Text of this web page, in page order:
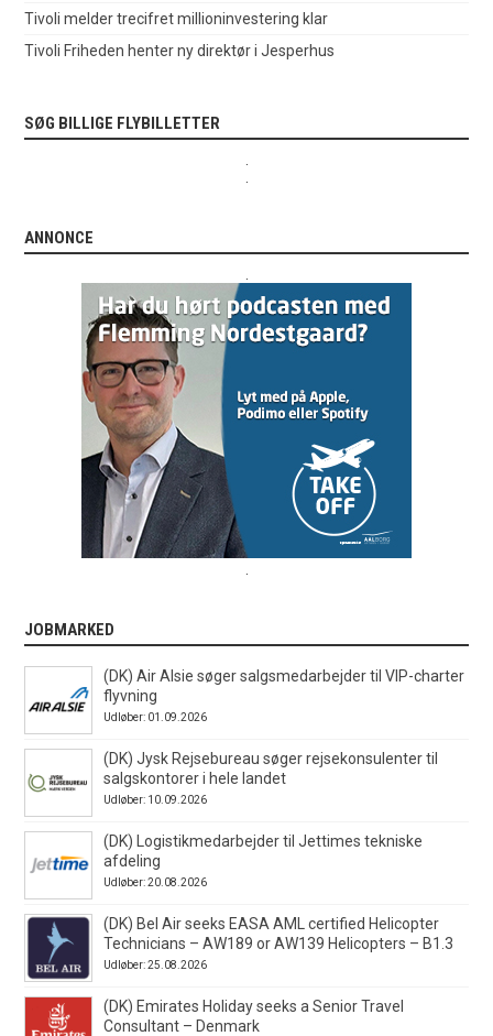
Tivoli melder trecifret millioninvestering klar
Tivoli Friheden henter ny direktør i Jesperhus
SØG BILLIGE FLYBILLETTER
ANNONCE
JOBMARKED
(DK) Air Alsie søger salgsmedarbejder til VIP-charter
flyvning
Udløber: 01.09.2026
(DK) Jysk Rejsebureau søger rejsekonsulenter til
salgskontorer i hele landet
Udløber: 10.09.2026
(DK) Logistikmedarbejder til Jettimes tekniske
afdeling
Udløber: 20.08.2026
(DK) Bel Air seeks EASA AML certified Helicopter
Technicians – AW189 or AW139 Helicopters – B1.3
Udløber: 25.08.2026
(DK) Emirates Holiday seeks a Senior Travel
Consultant – Denmark